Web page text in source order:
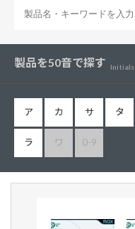
製品を50音で探す Initials
ア カ サ タ
ラ ワ 0-9